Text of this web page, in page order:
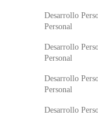
Desarrollo
Personal
Desarrollo
Personal
Desarrollo
Personal
Desarrollo